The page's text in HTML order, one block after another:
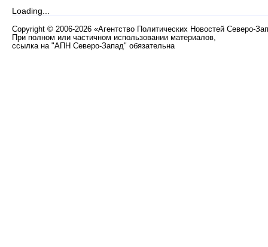
Loading...
Copyright © 2006-2026 «Агентство Политических Новостей Северо-
При полном или частичном использовании материалов,
ссылка на "АПН Северо-Запад" обязательна